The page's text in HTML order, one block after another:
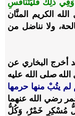
ذَلِكَ فَلْيَتَنَافَسِ
26]، فنسأل الله الكريم المنَّان
ولا نناضل من
أخرج البخاري عن
صلى الله عليه
يتُبْ منها حرمها
رضي الله عنهما
مُسْكِرٍ خَمْرٌ، وَكُلُّ